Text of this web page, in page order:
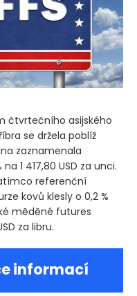
čtvrtečního asijského
se držela poblíž
zaznamenala
1 417,80 USD za unci.
referenční
kovů klesly o 0,2 %
měděné futures
za libru.
informací